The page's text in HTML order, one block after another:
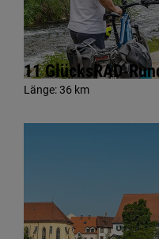
11 GlücksRAD-
Länge:36 km